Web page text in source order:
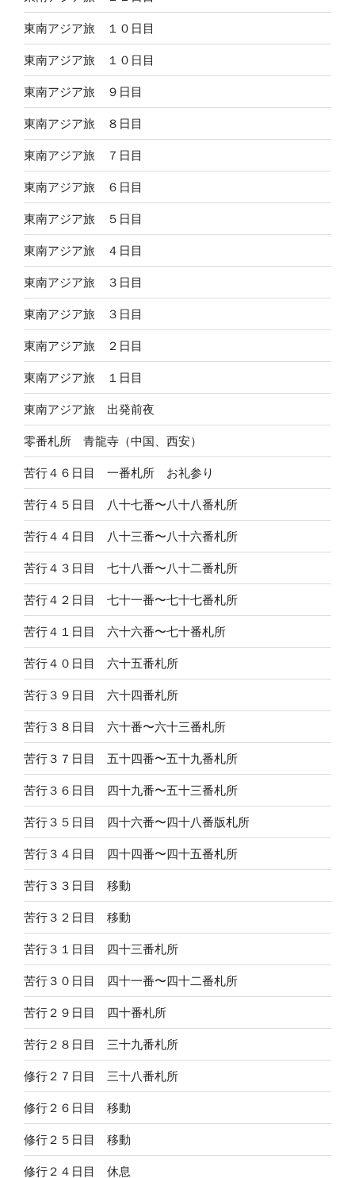
東南アジア旅 １０日目
東南アジア旅 １０日目
東南アジア旅 ９日目
東南アジア旅 ８日目
東南アジア旅 ７日目
東南アジア旅 ６日目
東南アジア旅 ５日目
東南アジア旅 ４日目
東南アジア旅 ３日目
東南アジア旅 ３日目
東南アジア旅 ２日目
東南アジア旅 １日目
東南アジア旅 出発前夜
零番札所 青龍寺（中国、西安）
苦行４６日目 一番札所 お礼参り
苦行４５日目 八十七番〜八十八番札所
苦行４４日目 八十三番〜八十六番札所
苦行４３日目 七十八番〜八十二番札所
苦行４２日目 七十一番〜七十七番札所
苦行４１日目 六十六番〜七十番札所
苦行４０日目 六十五番札所
苦行３９日目 六十四番札所
苦行３８日目 六十番〜六十三番札所
苦行３７日目 五十四番〜五十九番札所
苦行３６日目 四十九番〜五十三番札所
苦行３５日目 四十六番〜四十八番版札所
苦行３４日目 四十四番〜四十五番札所
苦行３３日目 移動
苦行３２日目 移動
苦行３１日目 四十三番札所
苦行３０日目 四十一番〜四十二番札所
苦行２９日目 四十番札所
苦行２８日目 三十九番札所
修行２７日目 三十八番札所
修行２６日目 移動
修行２５日目 移動
修行２４日目 休息